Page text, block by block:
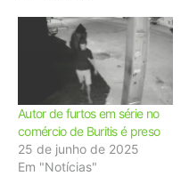
Autor de furtos em série no
comércio de Buritis é preso
25 de junho de 2025
Em "Notícias"